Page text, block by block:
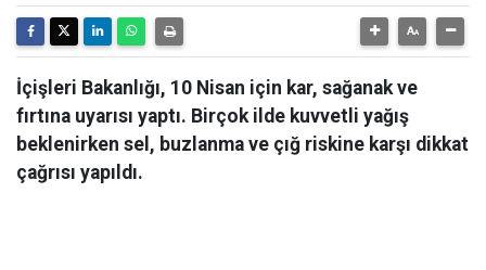
İçişleri Bakanlığı, 10 Nisan için kar, sağanak ve
fırtına uyarısı yaptı. Birçok ilde kuvvetli yağış
beklenirken sel, buzlanma ve çığ riskine karşı dikkat
çağrısı yapıldı.